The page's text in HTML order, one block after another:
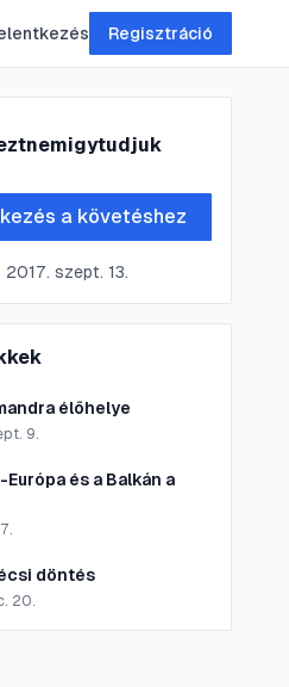
Regisztráció
a követéshez
2017. szept. 13.
élőhelye
9.
és a Balkán a
döntés
20.